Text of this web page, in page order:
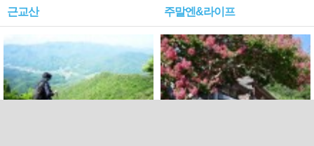
근교산 주말엔&라이프